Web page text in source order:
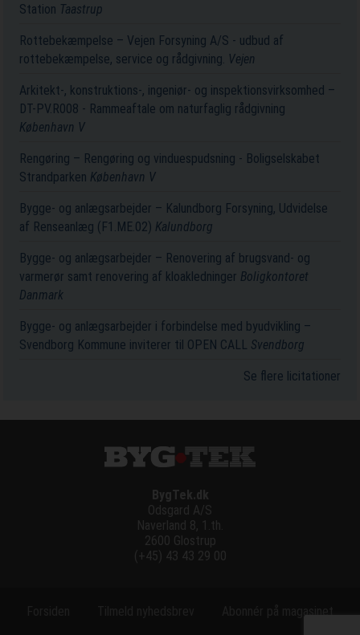
Station Taastrup
Rottebekæmpelse – Vejen Forsyning A/S - udbud af
rottebekæmpelse, service og rådgivning. Vejen
Arkitekt-, konstruktions-, ingeniør- og inspektionsvirksomhed –
DT-PV.R008 - Rammeaftale om naturfaglig rådgivning
København V
Rengøring – Rengøring og vinduespudsning - Boligselskabet
Strandparken København V
Bygge- og anlægsarbejder – Kalundborg Forsyning, Udvidelse
af Renseanlæg (F1.ME.02) Kalundborg
Bygge- og anlægsarbejder – Renovering af brugsvand- og
varmerør samt renovering af kloakledninger Boligkontoret
Danmark
Bygge- og anlægsarbejder i forbindelse med byudvikling –
Svendborg Kommune inviterer til OPEN CALL Svendborg
Se flere licitationer
BygTek.dk
Odsgard A/S
Naverland 8, 1.th.
2600 Glostrup
(+45) 43 43 29 00